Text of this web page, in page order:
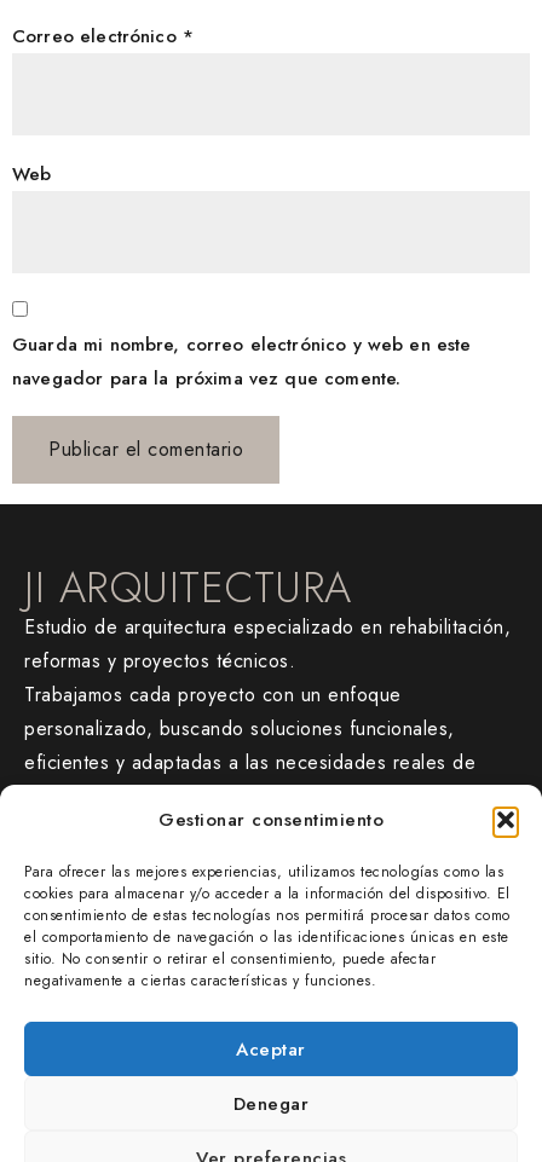
Gestionar consentimiento
Para ofrecer las mejores experiencias, utilizamos tecnologías como las
cookies para almacenar y/o acceder a la información del dispositivo. El
consentimiento de estas tecnologías nos permitirá procesar datos como
el comportamiento de navegación o las identificaciones únicas en este
sitio. No consentir o retirar el consentimiento, puede afectar
negativamente a ciertas características y funciones.
Aceptar
Denegar
Correo electrónico *
Web
Guarda mi nombre, correo electrónico y web en este
navegador para la próxima vez que comente.
JI ARQUITECTURA
Estudio de arquitectura especializado en rehabilitación,
reformas y proyectos técnicos.
Trabajamos cada proyecto con un enfoque
personalizado, buscando soluciones funcionales,
eficientes y adaptadas a las necesidades reales de
jiarquitectura.com/
677 47 38 54
info@jiarquitectura.com
OFICINA
SAN IGNACIO AUZUNEA 8E – BAJO B